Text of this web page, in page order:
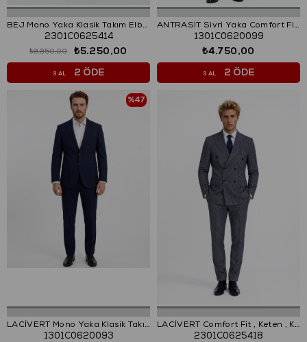
BEJ Mono Yaka Klasik Takım Elbise
2301C0625414
₺5.250,00
₺9.950,00
3 AL 2 ÖDE
ANTRASİT Sivri Yaka Comfort Fit Klasik Takım Elbise
1301C0620099
₺4.750,00
3 AL 2 ÖDE
LACİVERT Mono Yaka Klasik Takım Elbise
1301C0620093
%47
LACİVERT Comfort Fit , Keten , Kruvaze 6 Düğme , Çift Yırtmaçlı, Çizgili Takım Elbise
2301C0625418